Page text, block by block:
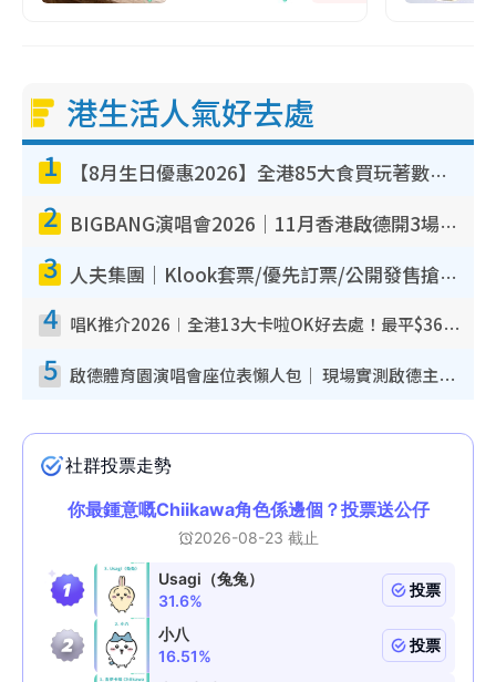
港生活人氣好去處
1 【8月生日優惠2026】全港85大食買玩著數攻略 自助餐/火鍋放題同行免費＋誠品/DONKI送現金券
2 BIGBANG演唱會2026｜11月香港啟德開3場！實名制VIP申請、優先購票攻略
3 人夫集團｜Klook套票/優先訂票/公開發售搶飛攻略！附票價.購票連結.場地座位表
4 唱K推介2026︱全港13大卡啦OK好去處！最平$36起 日文K都有！(附地址+收費詳情)
5 啟德體育園演唱會座位表懶人包｜ 現場實測啟德主場館行數/段數/視角位置全攻略